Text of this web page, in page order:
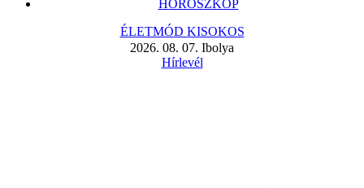
HOROSZKÓP
ÉLETMÓD KISOKOS
2026. 08. 07. Ibolya
Hírlevél